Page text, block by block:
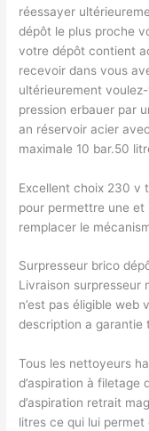
réessayer
dépôt le plus proche
votre dépôt contient
recevoir dans vous
ultérieurement
pression erbauer par
an réservoir acier
maximale 10 bar.50
Excellent choix 230 v
pour permettre une
remplacer le
Surpresseur brico
Livraison surpresseur
n’est pas éligible web
description a garantie
Tous les nettoyeurs
d’aspiration à filetage
d’aspiration retrait
litres ce qui lui permet